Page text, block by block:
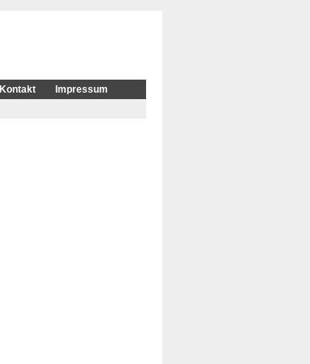
Kontakt
Impressum